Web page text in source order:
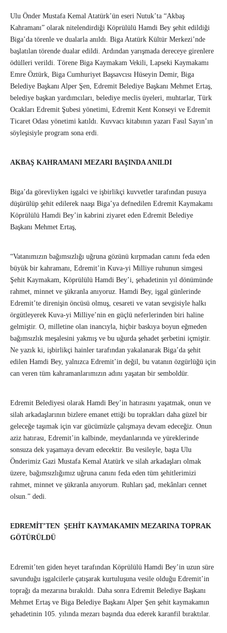
Ulu Önder Mustafa Kemal Atatürk’ün eseri Nutuk’ta “Akbaş
Kahramanı” olarak nitelendirdiği Köprülülü Hamdi Bey şehit edildiği
Biga’da törenle ve dualarla anıldı. Biga Atatürk Kültür Merkezi’nde
başlatılan törende dualar edildi. Ardından yarışmada dereceye girenlere
ödülleri verildi. Törene Biga Kaymakam Vekili, Lapseki Kaymakamı
Emre Öztürk, Biga Cumhuriyet Başsavcısı Hüseyin Demir, Biga
Belediye Başkanı Alper Şen, Edremit Belediye Başkanı Mehmet Ertaş,
belediye başkan yardımcıları, belediye meclis üyeleri, muhtarlar, Türk
Ocakları Edremit Şubesi yönetimi, Edremit Kent Konseyi ve Edremit
Ticaret Odası yönetimi katıldı. Kuvvacı kitabının yazarı Fasıl Sayın’ın
söyleşisiyle program sona erdi.
AKBAŞ KAHRAMANI MEZARI BAŞINDA ANILDI
Biga’da görevliyken işgalci ve işbirlikçi kuvvetler tarafından pusuya
düşürülüp şehit edilerek naaşı Biga’ya defnedilen Edremit Kaymakamı
Köprülülü Hamdi Bey’in kabrini ziyaret eden Edremit Belediye
Başkanı Mehmet Ertaş,
“Vatanımızın bağımsızlığı uğruna gözünü kırpmadan canını feda eden
büyük bir kahramanı, Edremit’in Kuva-yi Milliye ruhunun simgesi
Şehit Kaymakam, Köprülülü Hamdi Bey’i, şehadetinin yıl dönümünde
rahmet, minnet ve şükranla anıyoruz. Hamdi Bey, işgal günlerinde
Edremit’te direnişin öncüsü olmuş, cesareti ve vatan sevgisiyle halkı
örgütleyerek Kuva-yi Milliye’nin en güçlü neferlerinden biri haline
gelmiştir. O, milletine olan inancıyla, hiçbir baskıya boyun eğmeden
bağımsızlık meşalesini yakmış ve bu uğurda şehadet şerbetini içmiştir.
Ne yazık ki, işbirlikçi hainler tarafından yakalanarak Biga’da şehit
edilen Hamdi Bey, yalnızca Edremit’in değil, bu vatanın özgürlüğü için
can veren tüm kahramanlarımızın adını yaşatan bir semboldür.
Edremit Belediyesi olarak Hamdi Bey’in hatırasını yaşatmak, onun ve
silah arkadaşlarının bizlere emanet ettiği bu toprakları daha güzel bir
geleceğe taşımak için var gücümüzle çalışmaya devam edeceğiz. Onun
aziz hatırası, Edremit’in kalbinde, meydanlarında ve yüreklerinde
sonsuza dek yaşamaya devam edecektir. Bu vesileyle, başta Ulu
Önderimiz Gazi Mustafa Kemal Atatürk ve silah arkadaşları olmak
üzere, bağımsızlığımız uğruna canını feda eden tüm şehitlerimizi
rahmet, minnet ve şükranla anıyorum. Ruhları şad, mekânları cennet
olsun.” dedi.
EDREMİT’TEN ŞEHİT KAYMAKAMIN MEZARINA TOPRAK
GÖTÜRÜLDÜ
Edremit’ten giden heyet tarafından Köprülülü Hamdi Bey’in uzun süre
savunduğu işgalcilerle çatışarak kurtuluşuna vesile olduğu Edremit’in
toprağı da mezarına bırakıldı. Daha sonra Edremit Belediye Başkanı
Mehmet Ertaş ve Biga Belediye Başkanı Alper Şen şehit kaymakamın
şehadetinin 105. yılında mezarı başında dua ederek karanfil bıraktılar.